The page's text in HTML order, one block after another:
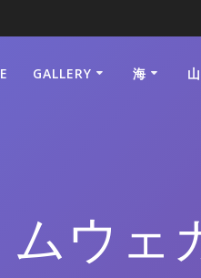
GALLERY 海 山
ウェ